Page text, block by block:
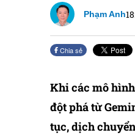
Phạm Anh
Chia sẻ
Khi các mô
đột phá từ
tục, dịch